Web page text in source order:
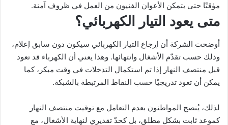
مؤقتًا حتى يتمكن الأعوان الفنيون من العمل في ظروف آمنة.
متى يعود التيار الكهربائي؟
أوضحت الشركة أن إرجاع التيار الكهربائي سيكون دون سابق إعلام،
وذلك حسب تقدّم الأشغال وانتهائها. وهذا يعني أن الكهرباء قد تعود
قبل منتصف النهار إذا تم استكمال التدخلات في وقت مبكر، كما
يمكن أن تعود تدريجيًا حسب النقاط المرتبطة بالشبكة.
لذلك، يُنصح المواطنون بعدم التعامل مع توقيت منتصف النهار
كموعد ثابت بشكل مطلق، بل كحدّ تقديري لنهاية الأشغال، مع